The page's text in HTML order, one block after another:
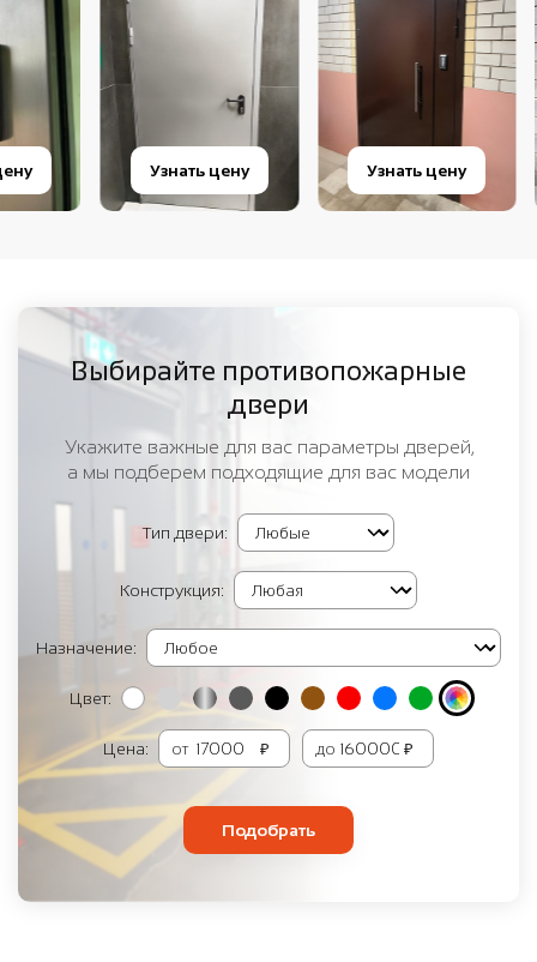
Узнать цену
Выбирайте противопожарные
двери
Укажите важные для вас параметры дверей,
а мы подберем подходящие для вас модели
Тип двери:
Конструкция:
Назначение:
Цвет:
Цена: от ₽ до ₽
Подобрать